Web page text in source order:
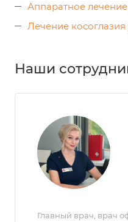
Аппаратное
Лечение косоглазия
Наши
Главный врач, врач